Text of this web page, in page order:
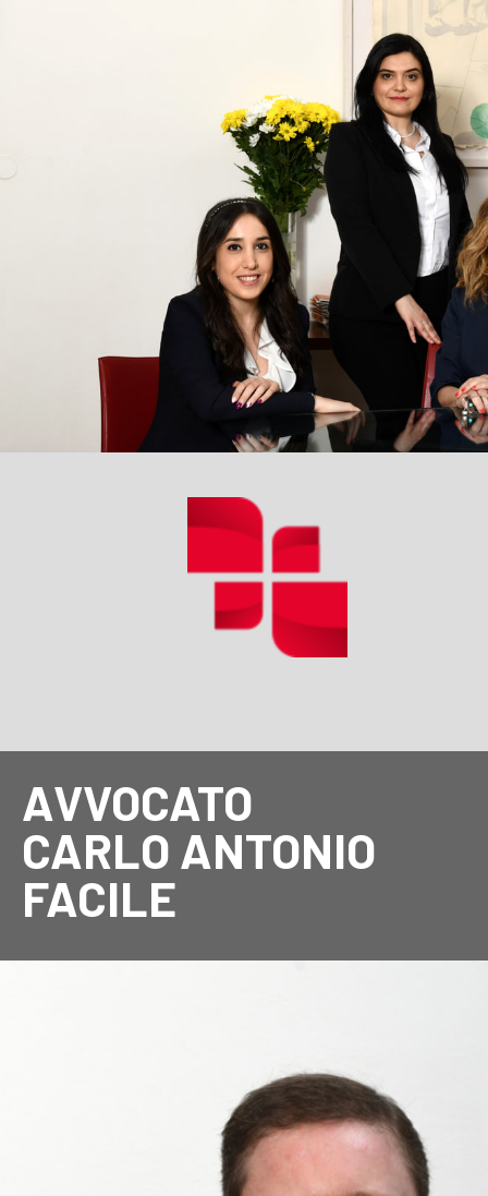
AVVOCATO
CARLO ANTONIO
FACILE